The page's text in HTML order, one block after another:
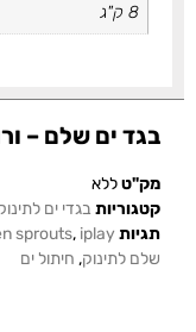
8 ק"ג
בגד ים שלם –
מק"טללא
קטגוריותבגדי ים
תגיות
sprouts, iplay
שלם לתינוק, חיתול ים